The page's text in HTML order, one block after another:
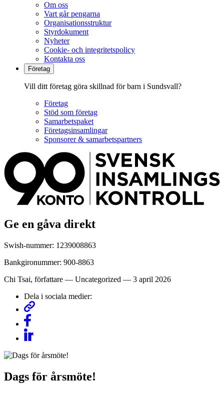
Om oss
Vart går pengarna
Organisationsstruktur
Styrdokument
Nyheter
Cookie- och integritetspolicy
Kontakta oss
Företag
Vill ditt företag göra skillnad för barn i Sundsvall?
Företag
Stöd som företag
Samarbetspaket
Företagsinsamlingar
Sponsorer & samarbetspartners
Ge en gåva direkt
Swish-nummer: 1239008863
Bankgironummer: 900-8863
Chi Tsai, författare — Uncategorized — 3 april 2026
Dela i sociala medier:
Dags för årsmöte!